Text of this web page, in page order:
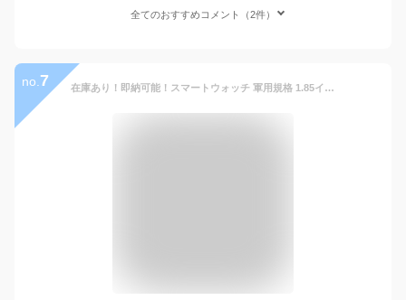
全てのおすすめコメント（2件）
no. 7 在庫あり！即納可能！スマートウォッチ 軍用規格 1.85インチ超大画面 丸型 懐中電灯 腕時計 メンズ 老眼の人に最適 730超長持ちバッテリー iPhone アンドロイド対応 Bluetooth5.3 耐衝撃 IP68防水 スポーツウォッチ メッセージ通知 歩数計